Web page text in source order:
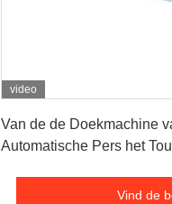
video
Van de de Doekmachine
Automatische Pers het
Vind de